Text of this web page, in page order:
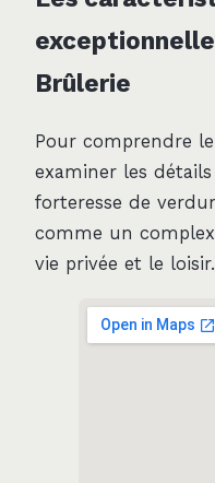
Brûlerie
Pour comprendre
examiner les
forteresse de
comme un
vie privée et le loisir.